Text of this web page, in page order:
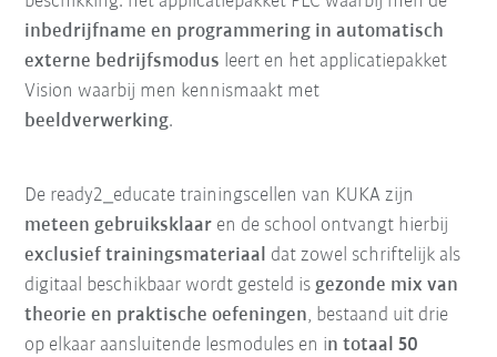
inbedrijfname en programmering in automatisch
externe bedrijfsmodus leert en het applicatiepakket
Vision waarbij men kennismaakt met
beeldverwerking.
De ready2_educate trainingscellen van KUKA zijn
meteen gebruiksklaar en de school ontvangt hierbij
exclusief trainingsmateriaal dat zowel schriftelijk als
digitaal beschikbaar wordt gesteld isgezonde mix van
theorie en praktische oefeningen, bestaand uit drie
op elkaar aansluitende lesmodules en in totaal 50